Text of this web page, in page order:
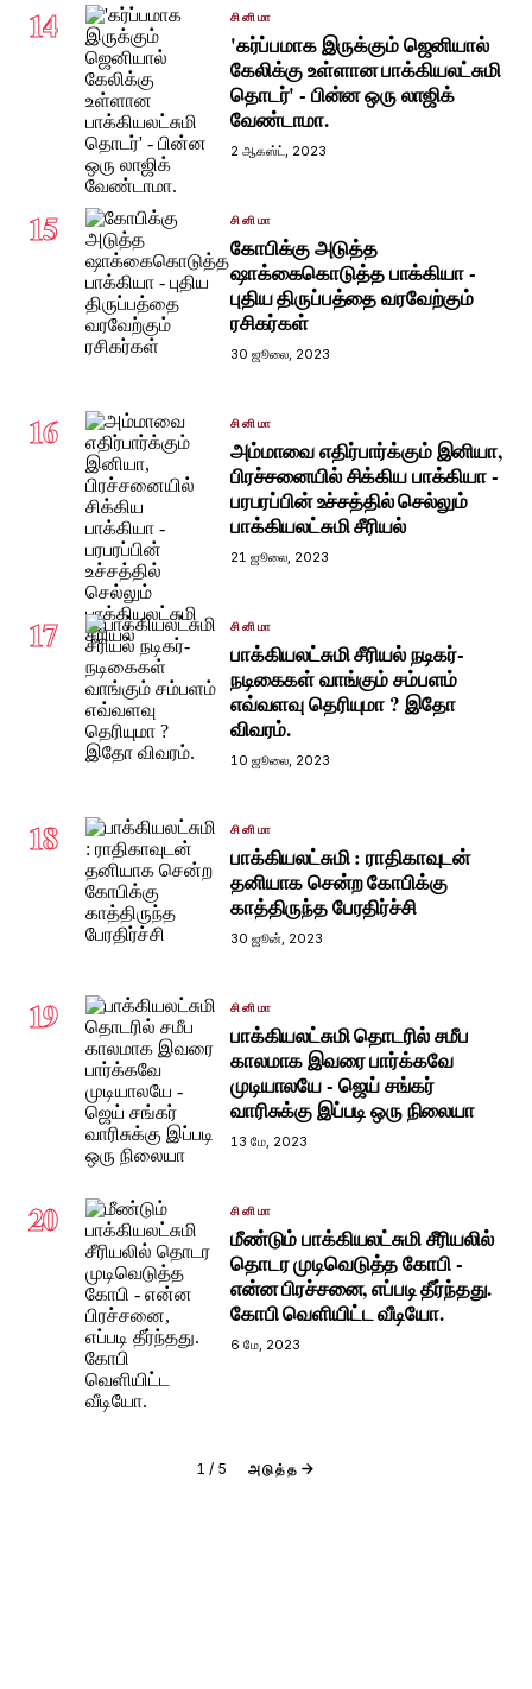
14 சினிமா
'கர்ப்பமாக இருக்கும் ஜெனியால்
கேலிக்கு உள்ளான பாக்கியலட்சுமி
தொடர்' - பின்ன ஒரு லாஜிக்
வேண்டாமா.
2 ஆகஸ்ட், 2023
15 சினிமா
கோபிக்கு அடுத்த
ஷாக்கைகொடுத்த பாக்கியா -
புதிய திருப்பத்தை வரவேற்கும்
ரசிகர்கள்
30 ஜூலை, 2023
16 சினிமா
அம்மாவை எதிர்பார்க்கும் இனியா,
பிரச்சனையில் சிக்கிய பாக்கியா -
பரபரப்பின் உச்சத்தில் செல்லும்
பாக்கியலட்சுமி சீரியல்
21 ஜூலை, 2023
17 சினிமா
பாக்கியலட்சுமி சீரியல் நடிகர்-
நடிகைகள் வாங்கும் சம்பளம்
எவ்வளவு தெரியுமா ? இதோ
விவரம்.
10 ஜூலை, 2023
18 சினிமா
பாக்கியலட்சுமி : ராதிகாவுடன்
தனியாக சென்ற கோபிக்கு
காத்திருந்த பேரதிர்ச்சி
30 ஜூன், 2023
19 சினிமா
பாக்கியலட்சுமி தொடரில் சமீப
காலமாக இவரை பார்க்கவே
முடியாலயே - ஜெய் சங்கர்
வாரிசுக்கு இப்படி ஒரு நிலையா
13 மே, 2023
20 சினிமா
மீண்டும் பாக்கியலட்சுமி சீரியலில்
தொடர முடிவெடுத்த கோபி -
என்ன பிரச்சனை, எப்படி தீர்ந்தது.
கோபி வெளியிட்ட வீடியோ.
6 மே, 2023
1 / 5 அடுத்த